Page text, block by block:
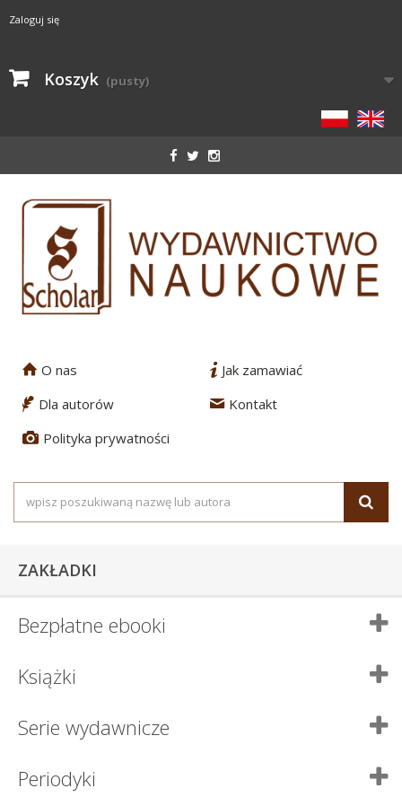
Zaloguj się
Koszyk (pusty)
1 O nas 2 Jak zamawiać
3 Dla autorów 4 Kontakt
5 Polityka prywatności
ZAKŁADKI
Bezpłatne ebooki
Książki
Serie wydawnicze
Periodyki